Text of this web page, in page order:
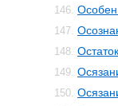
146.
147.
148.
149.
150.